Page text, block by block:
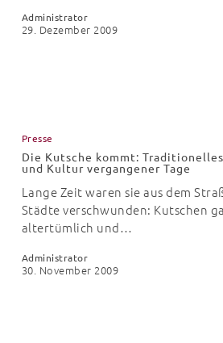
Erreger-
Administrator
29. Dezember 2009
kommt:
Traditionelles
zeigt
Kunst
und
vergangener
Presse
Die Kutsche kommt:
und Kultur vergangener Tage
Lange Zeit waren sie aus dem
Städte verschwunden: Kutschen
altertümlich und…
Administrator
30. November 2009